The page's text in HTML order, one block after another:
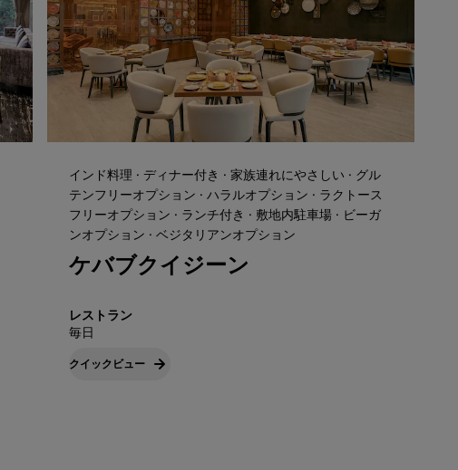
インド料理 · ディナー付き · 家族連れにやさしい · グル
テンフリーオプション · ハラルオプション · ラクトース
フリーオプション · ランチ付き · 敷地内駐車場 · ビーガ
ンオプション · ベジタリアンオプション
ケバブクイジーン
レストラン
毎日
クイックビュー